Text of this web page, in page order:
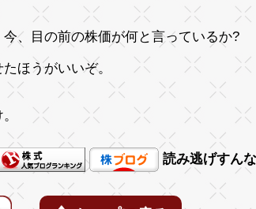
、目の前の株価が何と言っているか?
ほうがいいぞ。
読み逃げすん